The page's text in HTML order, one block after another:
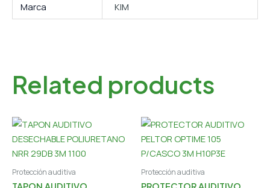
Marca KIM
Related products
Protección auditiva Protección auditiva